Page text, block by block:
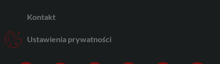
Kontakt
Ustawienia prywatności